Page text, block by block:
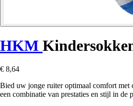
HKM
€ 8,64
Bied uw jonge ruiter optimaal comfort
een combinatie van prestaties en stijl in de